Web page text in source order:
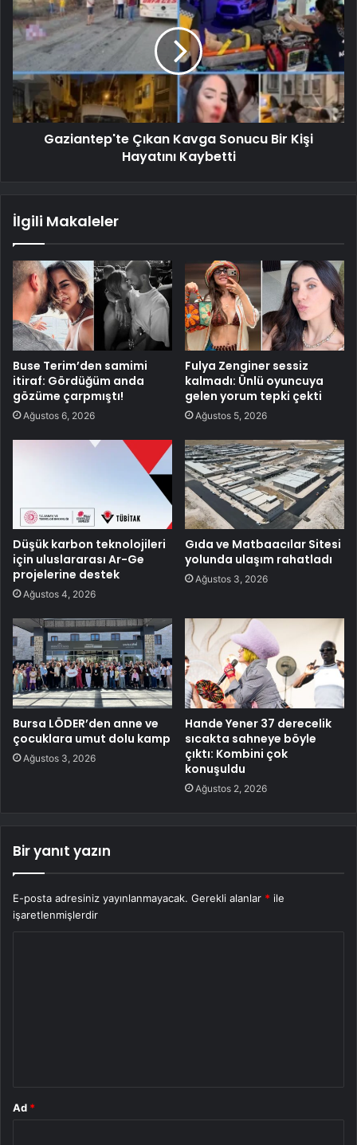
Gaziantep'te Çıkan Kavga Sonucu Bir Kişi
Hayatını Kaybetti
İlgili Makaleler
Buse Terim’den samimi
itiraf: Gördüğüm anda
gözüme çarpmıştı!
Ağustos 6, 2026
Fulya Zenginer sessiz
kalmadı: Ünlü oyuncuya
gelen yorum tepki çekti
Ağustos 5, 2026
Düşük karbon teknolojileri
için uluslararası Ar-Ge
projelerine destek
Ağustos 4, 2026
Gıda ve Matbaacılar Sitesi
yolunda ulaşım rahatladı
Ağustos 3, 2026
Bursa LÖDER’den anne ve
çocuklara umut dolu kamp
Ağustos 3, 2026
Hande Yener 37 derecelik
sıcakta sahneye böyle
çıktı: Kombini çok
konuşuldu
Ağustos 2, 2026
Bir yanıt yazın
E-posta adresiniz yayınlanmayacak. Gerekli alanlar * ile
işaretlenmişlerdir
Ad *